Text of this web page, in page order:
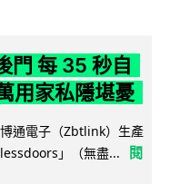
門 每 35 秒自
用家私隱堪憂
通電子（Zbtlink）生產
」（無盡...
閱